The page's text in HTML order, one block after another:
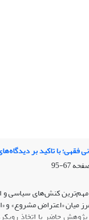
فقهی؛ با تاکید بر
67-95
کنش‌های سیاسی و
میان «اعتراض مشروع»
حاضر با اتخاذ